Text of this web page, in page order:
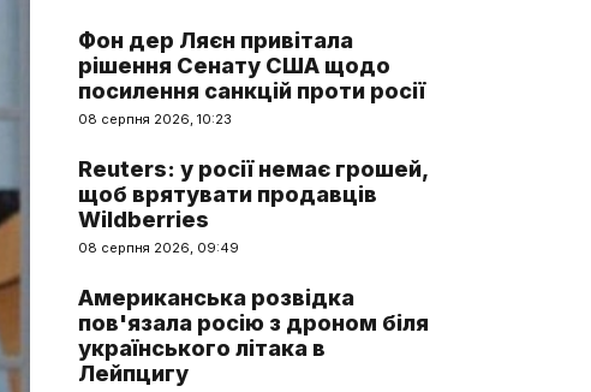
Фон дер Ляєн привітала
рішення Сенату США щодо
посилення санкцій проти росії
08 серпня 2026, 10:23
Reuters: у росії немає грошей,
щоб врятувати продавців
Wildberries
08 серпня 2026, 09:49
Американська розвідка
пов'язала росію з дроном біля
українського літака в
Лейпцигу